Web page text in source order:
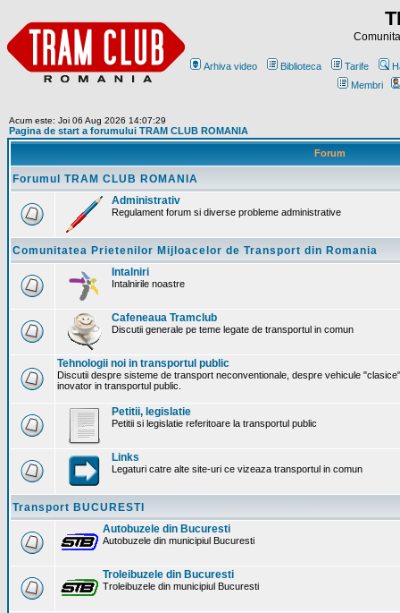
Arhiva video Biblioteca Tarife
Membri
Acum este: Joi 06 Aug 2026 14:07:29
Pagina de start a forumului TRAM CLUB ROMANIA
Forum
Forumul TRAM CLUB ROMANIA
Administrativ
Regulament forum si diverse probleme administrative
Comunitatea Prietenilor Mijloacelor de Transport din Romania
Intalniri
Intalnirile noastre
Cafeneaua Tramclub
Discutii generale pe teme legate de transportul in comun
Tehnologii noi in transportul public
Discutii despre sisteme de transport neconventionale, despre vehicule
inovator in transportul public.
Petitii, legislatie
Petitii si legislatie referitoare la transportul public
Links
Legaturi catre alte site-uri ce vizeaza transportul in comun
Transport BUCURESTI
Autobuzele din Bucuresti
Autobuzele din municipiul Bucuresti
Troleibuzele din Bucuresti
Troleibuzele din municipiul Bucuresti